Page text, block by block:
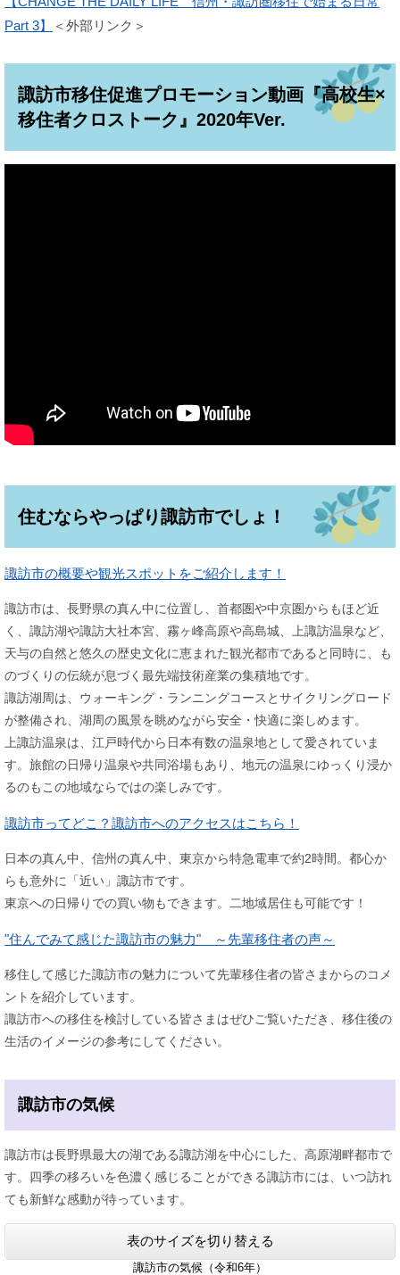
Part 3】
＜外部リンク＞
諏訪市移住促進プロモーション動画『高校生×
移住者クロストーク』2020年Ver.
住むならやっぱり諏訪市でしょ！
諏訪市の概要や観光スポットをご紹介します！
​諏訪市は、長野県の真ん中に位置し、首都圏や中京圏からもほど近
く、諏訪湖や諏訪大社本宮、霧ヶ峰高原や高島城、上諏訪温泉など、
天与の自然と悠久の歴史文化に恵まれた観光都市であると同時に、も
のづくりの伝統が息づく最先端技術産業の集積地です。
諏訪湖周は、ウォーキング・ランニングコースとサイクリングロード
が整備され、湖周の風景を眺めながら安全・快適に楽しめます。
上諏訪温泉は、江戸時代から日本有数の温泉地として愛されていま
す。旅館の日帰り温泉や共同浴場もあり、地元の温泉にゆっくり浸か
るのもこの地域ならではの楽しみです。
諏訪市ってどこ？諏訪市へのアクセスはこちら！
日本の真ん中、信州の真ん中、東京から特急電車で約2時間。都心か
らも意外に「近い」諏訪市です。
東京への日帰りでの買い物もできます。二地域居住も可能です！
"住んでみて感じた諏訪市の魅力" ～先輩移住者の声～
移住して感じた諏訪市の魅力について先輩移住者の皆さまからのコメ
ントを紹介しています。
諏訪市への移住を検討している皆さまはぜひご覧いただき、移住後の
生活のイメージの参考にしてください。
諏訪市の気候
諏訪市は長野県最大の湖である諏訪湖を中心にした、高原湖畔都市で
す。四季の移ろいを色濃く感じることができる諏訪市には、いつ訪れ
ても新鮮な感動が待っています。
表のサイズを切り替える
諏訪市の気候（令和6年）